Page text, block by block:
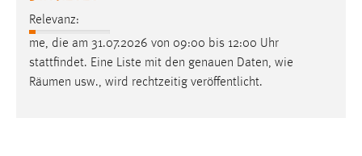
Relevanz:
me, die am 31.07.2026 von 09:00 bis 12:00 Uhr
stattfindet. Eine Liste mit den genauen Daten, wie
Räumen usw., wird rechtzeitig veröffentlicht.
EXTERNE MEDIEN
Um Inhalte von Videoplattformen und Social Media
Plattformen anzeigen zu können, werden von diesen
externen Medien Cookies gesetzt.